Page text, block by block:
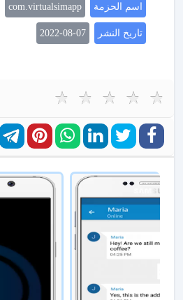
اسم الحزمة com.virtualsimapp
تاريخ النشر 2022-08-07